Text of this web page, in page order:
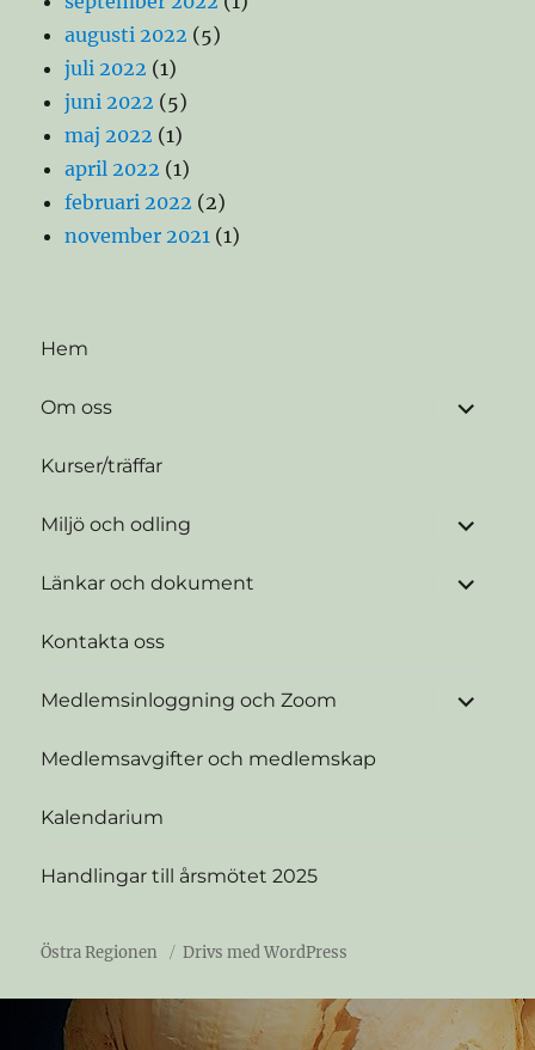
augusti 2022 (5)
juli 2022 (1)
juni 2022 (5)
maj 2022 (1)
april 2022 (1)
februari 2022 (2)
november 2021 (1)
Hem
Om oss
Kurser/träffar
Miljö och odling
Länkar och dokument
Kontakta oss
Medlemsinloggning och Zoom
Medlemsavgifter och medlemskap
Kalendarium
Handlingar till årsmötet 2025
Östra Regionen Drivs med WordPress